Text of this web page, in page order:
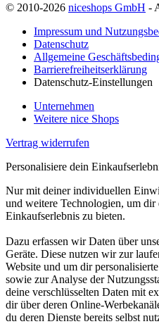
© 2010-2026 niceshops GmbH -
Impressum und
Datenschutz
Allgemeine
Barrierefreiheitserklärung
Datenschutz-Einstellungen
Unternehmen
Weitere nice Shops
Vertrag widerrufen
Personalisiere dein
Nur mit deiner individuellen
und weitere Technologien, um dir
Einkaufserlebnis zu bieten.
Dazu erfassen wir Daten über
Geräte. Diese nutzen wir zur
Website und um dir
sowie zur Analyse der
deine verschlüsselten Daten mit
dir über deren Online-
du deren Dienste bereits selbst